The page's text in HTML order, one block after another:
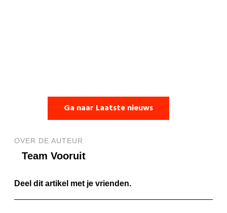
Ga naar Laatste nieuws
OVER DE AUTEUR
Team Vooruit
Deel dit artikel met je vrienden.